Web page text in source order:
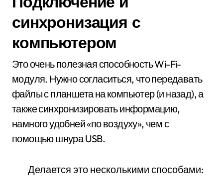
синхронизация с
компьютером
Это очень полезная способность Wi-Fi-
модуля. Нужно согласиться, что передавать
файлы с планшета на компьютер (и назад), а
также синхронизировать информацию,
намного удобней «по воздуху», чем с
помощью шнура USB.
Делается это несколькими способами: